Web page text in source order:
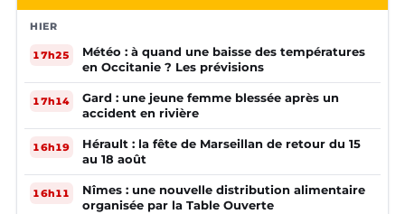
HIER
17h25
Météo : à quand une baisse des températures
en Occitanie ? Les prévisions
17h14
Gard : une jeune femme blessée après un
accident en rivière
16h19
Hérault : la fête de Marseillan de retour du 15
au 18 août
16h11
Nîmes : une nouvelle distribution alimentaire
organisée par la Table Ouverte